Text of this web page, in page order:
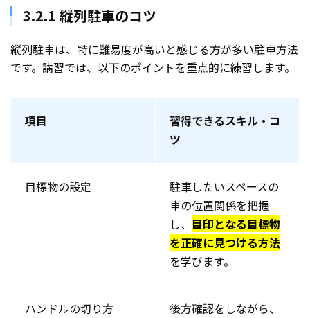
3.2.1 縦列駐車のコツ
縦列駐車は、特に難易度が高いと感じる方が多い駐車方法
です。講習では、以下のポイントを重点的に練習します。
項目
習得できるスキル・コ
ツ
目標物の設定
駐車したいスペースの
車の位置関係を把握
し、 目印となる目標物
を正確に見つける方法
を学びます。
ハンドルの切り方
後方確認をしながら、